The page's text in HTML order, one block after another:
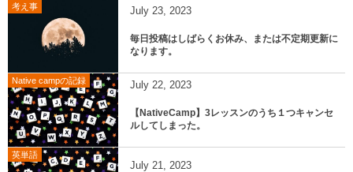
考え事 July 23, 2023
毎日投稿はしばらくお休み、または不定期更新に
なります。
Native campの記録 July 22, 2023
【NativeCamp】3レッスンのうち１つキャンセ
ルしてしまった。
英単語
July 21, 2023